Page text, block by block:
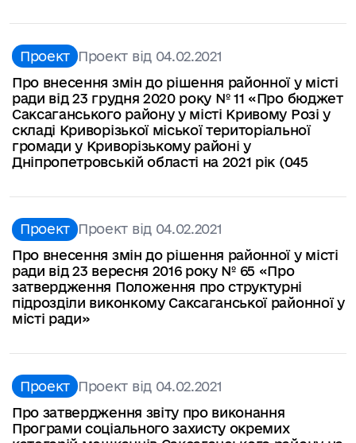
Проект
Проект від 04.02.2021
Про внесення змін до рішення районної у місті
ради від 23 грудня 2020 року № 11 «Про бюджет
Саксаганського району у місті Кривому Розі у
складі Криворізької міської територіальної
громади у Криворізькому районі у
Дніпропетровській області на 2021 рік (045
Проект
Проект від 04.02.2021
Про внесення змін до рішення районної у місті
ради від 23 вересня 2016 року № 65 «Про
затвердження Положення про структурні
підрозділи виконкому Саксаганської районної у
місті ради»
Проект
Проект від 04.02.2021
Про затвердження звіту про виконання
Програми соціального захисту окремих